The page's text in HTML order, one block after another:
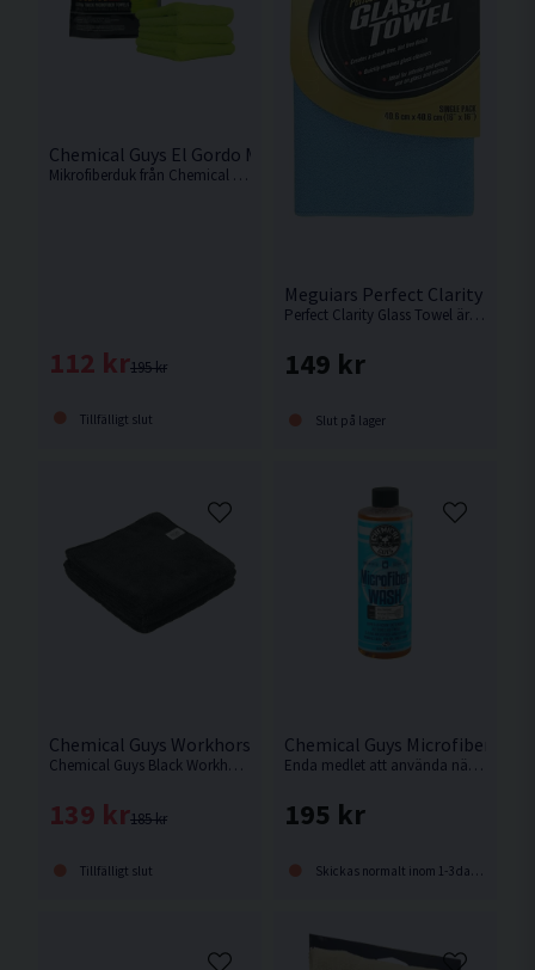
Chemical Guys El Gordo Mikrofiberduk 3-pack
Mikrofiberduk från Chemical Guys som levereras i 3-pack. Superfina mjuka mikrofiberdukar. Vi rekommenderar starkt!
195 kr
112 kr
Tillfälligt slut
Meguiars Perfect Clarity
Perfect Clarity Glass Towel är en lyxig mikrofiberduk med en unik fiberstruktur vilket möjliggör enkel användning och ett perfekt resultat, helt utan
149 kr
Slut på lager
Chemical Guys Workhorse Svart 3-pack Mikrofiberduk
Chemical Guys Black Workhorse är det perfekta verktyget vid rengöring och skydd av alla fordons yttre delar.
185 kr
139 kr
Tillfälligt slut
Chemical Guys Microfiber
Enda medlet att använda när du ska tvätta dina mikrofiberdukar för att behålla dem mjuka och få dem så rena som möjligt.
195 kr
Skickas normalt inom 1-3 dagar